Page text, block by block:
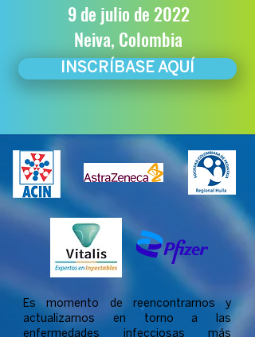
9 de julio de 2022
Neiva, Colombia
INSCRÍBASE AQUÍ
Es momento de reencontrarnos y
actualizarnos en torno a las
enfermedades infecciosas más